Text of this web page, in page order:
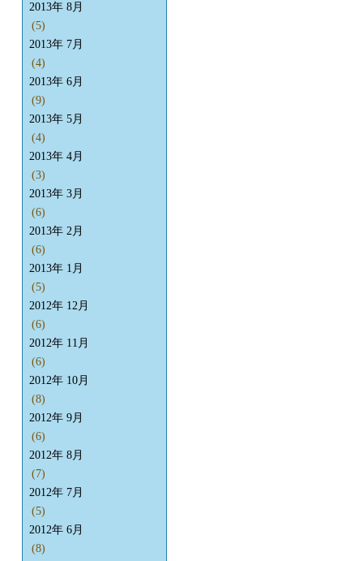
2013年 8月
(5)
2013年 7月
(4)
2013年 6月
(9)
2013年 5月
(4)
2013年 4月
(3)
2013年 3月
(6)
2013年 2月
(6)
2013年 1月
(5)
2012年 12月
(6)
2012年 11月
(6)
2012年 10月
(8)
2012年 9月
(6)
2012年 8月
(7)
2012年 7月
(5)
2012年 6月
(8)